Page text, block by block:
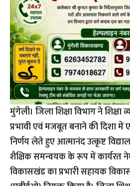
मुंगेली। जिला शिक्षा विभाग ने
प्रभावी एवं मजबूत बनाने की दिशा में
निर्णय लेते हुए आत्मानंद उत्कृष्ट
शैक्षिक समन्वयक के रूप में कार्यरत
विकासखंड का प्रभारी सहायक